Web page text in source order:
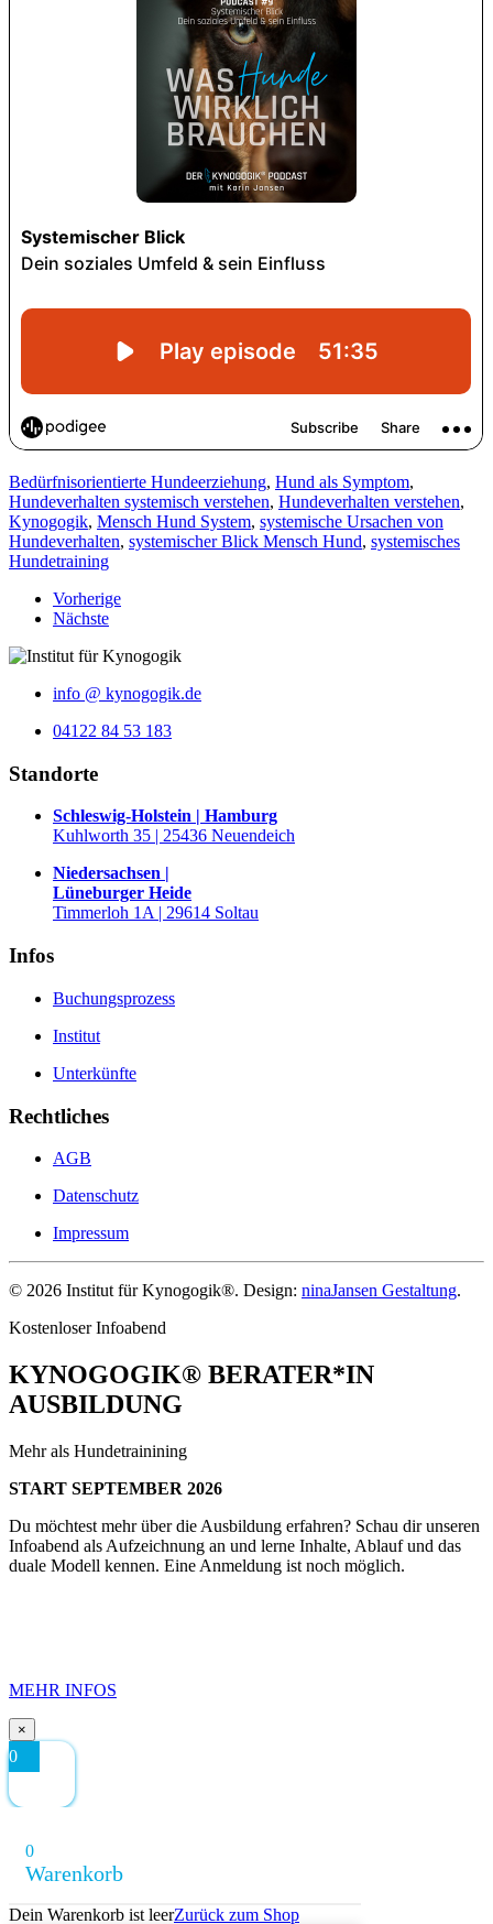
Bedürfnisorientierte Hundeerziehung, Hund als Symptom,
Hundeverhalten systemisch verstehen, Hundeverhalten verstehen,
Kynogogik, Mensch Hund System, systemische Ursachen von
Hundeverhalten, systemischer Blick Mensch Hund, systemisches
Hundetraining
Vorherige
Nächste
info @ kynogogik.de
04122 84 53 183
Standorte
Schleswig-Holstein | Hamburg
Kuhlworth 35 | 25436 Neuendeich
Niedersachsen |
Lüneburger Heide
Timmerloh 1A | 29614 Soltau
Infos
Buchungsprozess
Institut
Unterkünfte
Rechtliches
AGB
Datenschutz
Impressum
© 2026 Institut für Kynogogik®. Design: ninaJansen Gestaltung.
Kostenloser Infoabend
KYNOGOGIK® BERATER*IN
AUSBILDUNG
Mehr als Hundetrainining
START SEPTEMBER 2026
Du möchtest mehr über die Ausbildung erfahren? Schau dir unseren
Infoabend als Aufzeichnung an und lerne Inhalte, Ablauf und das
duale Modell kennen. Eine Anmeldung ist noch möglich.
MEHR INFOS
×
0
0
Warenkorb
Dein Warenkorb ist leerZurück zum Shop